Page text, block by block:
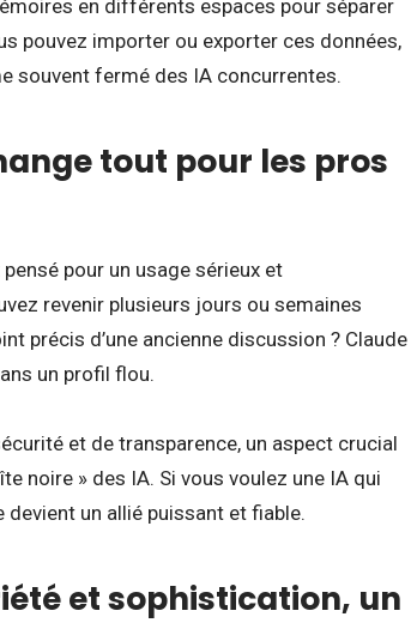
en différents espaces pour séparer
pouvez importer ou exporter ces données,
souvent fermé des IA concurrentes.
tout pour les pros
pour un usage sérieux et
revenir plusieurs jours ou semaines
précis d’une ancienne discussion ? Claude
un profil flou.
et de transparence, un aspect crucial
noire » des IA. Si vous voulez une IA qui
devient un allié puissant et fiable.
et sophistication, un